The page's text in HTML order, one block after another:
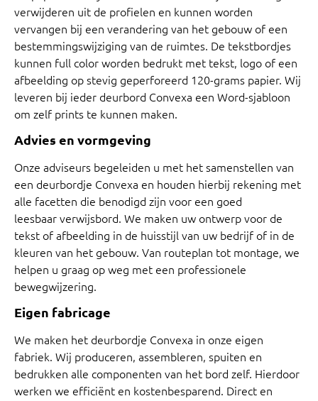
verwijderen uit de profielen en kunnen worden
vervangen bij een verandering van het gebouw of een
bestemmingswijziging van de ruimtes. De tekstbordjes
kunnen full color worden bedrukt met tekst, logo of een
afbeelding op stevig geperforeerd 120-grams papier. Wij
leveren bij ieder deurbord Convexa een Word-sjabloon
om zelf prints te kunnen maken.
Advies en vormgeving
Onze adviseurs begeleiden u met het samenstellen van
een deurbordje Convexa en houden hierbij rekening met
alle facetten die benodigd zijn voor een goed
leesbaarverwijsbord. We maken uw ontwerp voor de
tekst of afbeelding in de huisstijl van uw bedrijf of in de
kleuren van het gebouw. Van routeplan tot montage, we
helpen u graag op weg met een professionele
bewegwijzering.
Eigen fabricage
We maken het deurbordje Convexa in onze eigen
fabriek. Wij produceren, assembleren, spuiten en
bedrukken alle componenten van het bord zelf. Hierdoor
werken we efficiënt en kostenbesparend. Direct en